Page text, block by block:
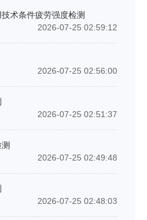
术条件疲劳强度检测
2026-07-25 02:59:12
2026-07-25 02:56:00
2026-07-25 02:51:37
2026-07-25 02:49:48
2026-07-25 02:48:03